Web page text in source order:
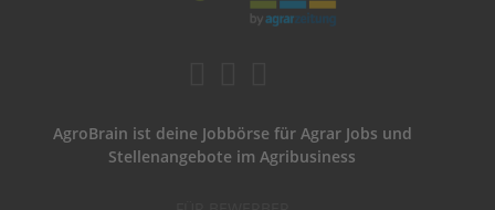
AgroBrain ist deine Jobbörse für Agrar Jobs und
Stellenangebote im Agribusiness